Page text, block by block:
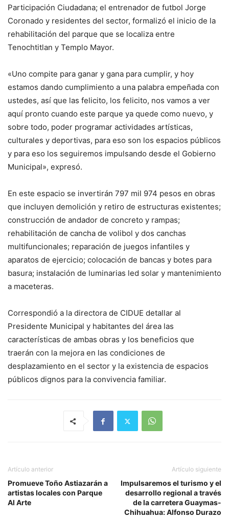
Participación Ciudadana; el entrenador de futbol Jorge
Coronado y residentes del sector, formalizó el inicio de la
rehabilitación del parque que se localiza entre
Tenochtitlan y Templo Mayor.
«Uno compite para ganar y gana para cumplir, y hoy
estamos dando cumplimiento a una palabra empeñada con
ustedes, así que las felicito, los felicito, nos vamos a ver
aquí pronto cuando este parque ya quede como nuevo, y
sobre todo, poder programar actividades artísticas,
culturales y deportivas, para eso son los espacios públicos
y para eso los seguiremos impulsando desde el Gobierno
Municipal», expresó.
En este espacio se invertirán 797 mil 974 pesos en obras
que incluyen demolición y retiro de estructuras existentes;
construcción de andador de concreto y rampas;
rehabilitación de cancha de volibol y dos canchas
multifuncionales; reparación de juegos infantiles y
aparatos de ejercicio; colocación de bancas y botes para
basura; instalación de luminarias led solar y mantenimiento
a maceteras.
Correspondió a la directora de CIDUE detallar al
Presidente Municipal y habitantes del área las
características de ambas obras y los beneficios que
traerán con la mejora en las condiciones de
desplazamiento en el sector y la existencia de espacios
públicos dignos para la convivencia familiar.
Artículo anterior
Promueve Toño Astiazarán a
artistas locales con Parque
Al Arte
Artículo siguiente
Impulsaremos el turismo y el
desarrollo regional a través
de la carretera Guaymas-
Chihuahua: Alfonso Durazo